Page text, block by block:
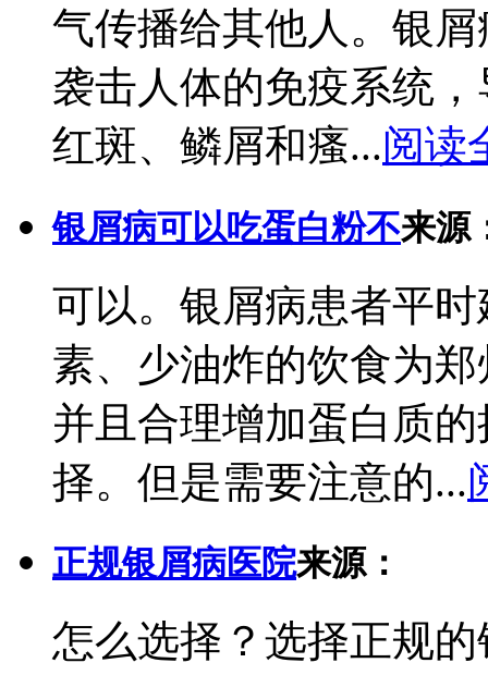
气传播给其他人。银
袭击人体的免疫系统
红斑、鳞屑和瘙...阅读
银屑病可以吃蛋白粉不来源
可以。银屑病患者平
素、少油炸的饮食为
并且合理增加蛋白质
择。但是需要注意的...
正规银屑病医院来源：
怎么选择？选择正规